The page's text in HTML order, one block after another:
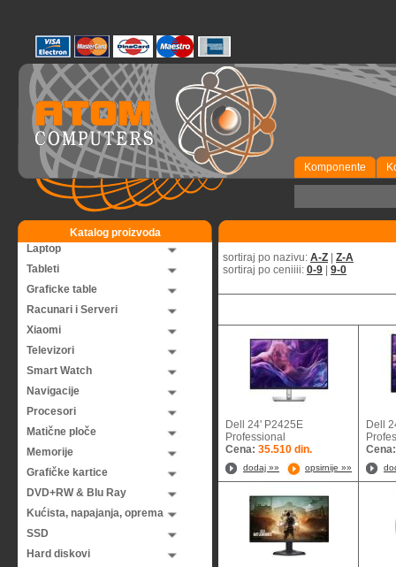
Komponente
Katalog proizvoda
Laptop
Tableti
Graficke table
Racunari i Serveri
Xiaomi
Televizori
Smart Watch
Navigacije
Procesori
Matične ploče
Memorije
Grafičke kartice
DVD+RW & Blu Ray
Kućista, napajanja, oprema
SSD
Hard diskovi
sortiraj po nazivu: A-Z
Z-A
sortiraj po ceniiii: 0-9 9-0
Dell 24' P2425E
Professional
Cena: 35.510 din.
dodaj »» opsirnije »»
Dell